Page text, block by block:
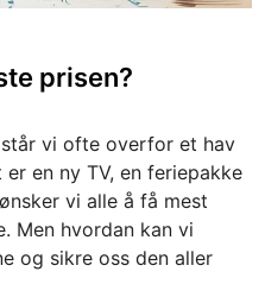
prisen?
vi ofte overfor et hav
en ny TV, en feriepakke
vi alle å få mest
Men hvordan kan vi
og sikre oss den aller